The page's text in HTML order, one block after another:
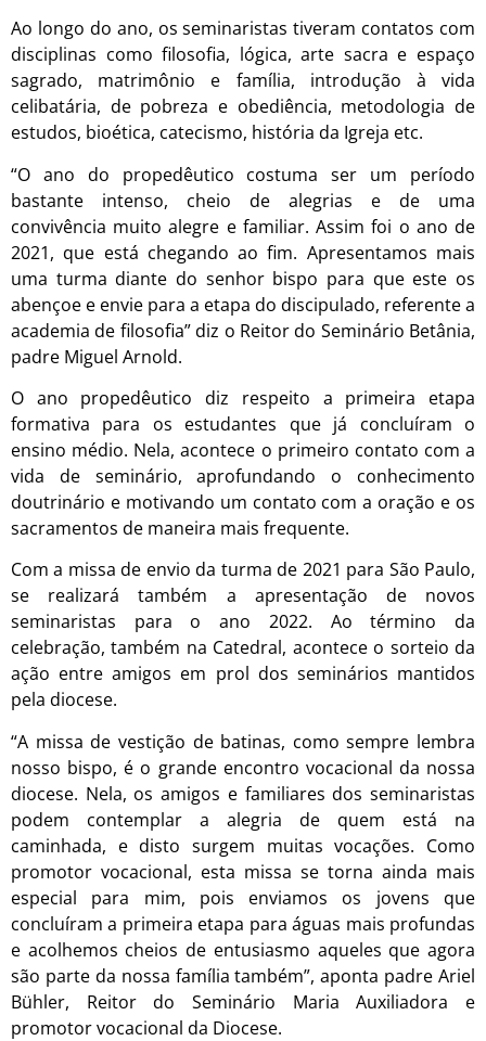
Ao longo do ano, os seminaristas tiveram contatos com
disciplinas como filosofia, lógica, arte sacra e espaço
sagrado, matrimônio e família, introdução à vida
celibatária, de pobreza e obediência, metodologia de
estudos, bioética, catecismo, história da Igreja etc.
“O ano do propedêutico costuma ser um período
bastante intenso, cheio de alegrias e de uma
convivência muito alegre e familiar. Assim foi o ano de
2021, que está chegando ao fim. Apresentamos mais
uma turma diante do senhor bispo para que este os
abençoe e envie para a etapa do discipulado, referente a
academia de filosofia” diz o Reitor do Seminário Betânia,
padre Miguel Arnold.
O ano propedêutico diz respeito a primeira etapa
formativa para os estudantes que já concluíram o
ensino médio. Nela, acontece o primeiro contato com a
vida de seminário, aprofundando o conhecimento
doutrinário e motivando um contato com a oração e os
sacramentos de maneira mais frequente.
Com a missa de envio da turma de 2021 para São Paulo,
se realizará também a apresentação de novos
seminaristas para o ano 2022. Ao término da
celebração, também na Catedral, acontece o sorteio da
ação entre amigos em prol dos seminários mantidos
pela diocese.
“A missa de vestição de batinas, como sempre lembra
nosso bispo, é o grande encontro vocacional da nossa
diocese. Nela, os amigos e familiares dos seminaristas
podem contemplar a alegria de quem está na
caminhada, e disto surgem muitas vocações. Como
promotor vocacional, esta missa se torna ainda mais
especial para mim, pois enviamos os jovens que
concluíram a primeira etapa para águas mais profundas
e acolhemos cheios de entusiasmo aqueles que agora
são parte da nossa família também”, aponta padre Ariel
Bühler, Reitor do Seminário Maria Auxiliadora e
promotor vocacional da Diocese.